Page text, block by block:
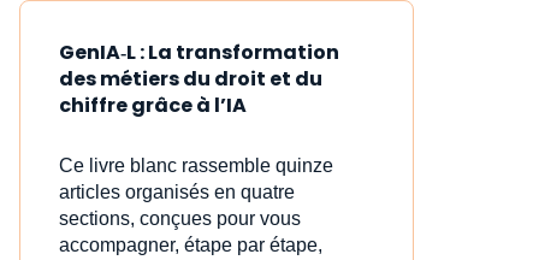
GenIA‑L : La transformation
des métiers du droit et du
chiffre grâce à l’IA
Ce livre blanc rassemble quinze
articles organisés en quatre
sections, conçues pour vous
accompagner, étape par étape,